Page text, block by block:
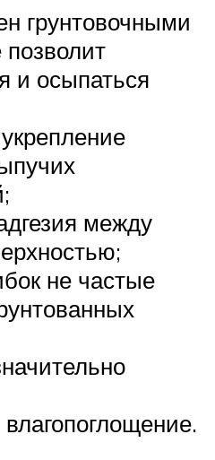
грунтовочными
и осыпаться
между
не частые